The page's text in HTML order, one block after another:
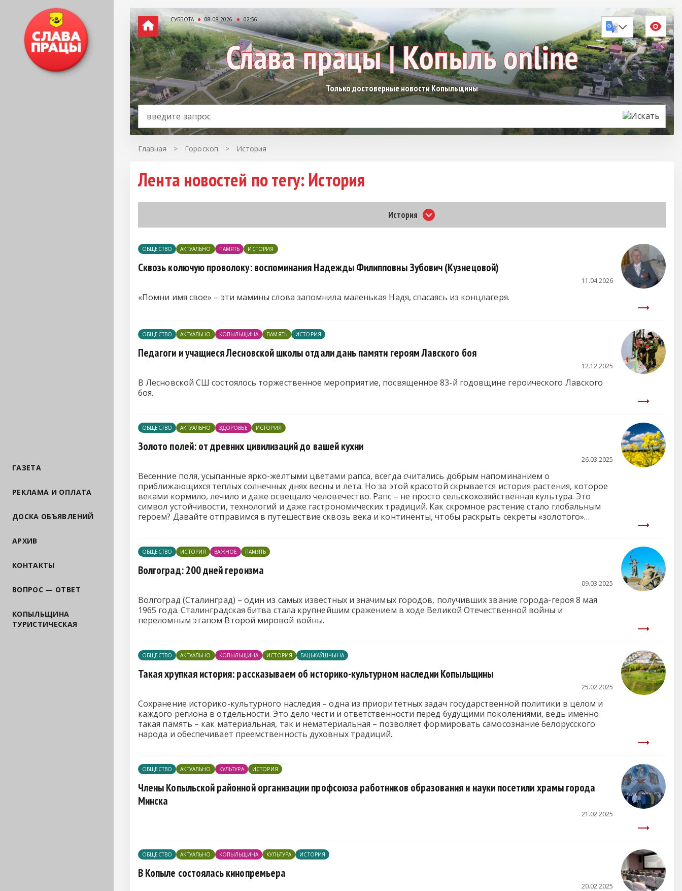
ГАЗЕТА
РЕКЛАМА И ОПЛАТА
ДОСКА ОБЪЯВЛЕНИЙ
АРХИВ
КОНТАКТЫ
ВОПРОС — ОТВЕТ
КОПЫЛЬЩИНА
ТУРИСТИЧЕСКАЯ
СУББОТА 08.08.2026 02:56
Только достоверные новости Копыльщины
Главная > Гороскоп > История
Лента новостей по тегу: История
История
ОБЩЕСТВО АКТУАЛЬНО ПАМЯТЬ ИСТОРИЯ
Сквозь колючую проволоку: воспоминания Надежды Филипповны Зубович (Кузнецовой)
11.04.2026
«Помни имя свое» – эти мамины слова запомнила маленькая Надя, спасаясь из концлагеря.
ОБЩЕСТВО АКТУАЛЬНО КОПЫЛЬЩИНА ПАМЯТЬ ИСТОРИЯ
Педагоги и учащиеся Лесновской школы отдали дань памяти героям Лавского боя
12.12.2025
В Лесновской СШ состоялось торжественное мероприятие, посвященное 83-й годовщине героического Лавского
боя.
ОБЩЕСТВО АКТУАЛЬНО ЗДОРОВЬЕ ИСТОРИЯ
Золото полей: от древних цивилизаций до вашей кухни
26.03.2025
Весенние поля, усыпанные ярко-желтыми цветами рапса, всегда считались добрым напоминанием о
приближающихся теплых солнечных днях весны и лета. Но за этой красотой скрывается история растения, которое
веками кормило, лечило и даже освещало человечество. Рапс – не просто сельскохозяйственная культура. Это
символ устойчивости, технологий и даже гастрономических традиций. Как скромное растение стало глобальным
героем? Давайте отправимся в путешествие сквозь века и континенты, чтобы раскрыть секреты «золотого»
ОБЩЕСТВО ИСТОРИЯ ВАЖНОЕ ПАМЯТЬ
Волгоград: 200 дней героизма
09.03.2025
Волгоград (Сталинград) – один из самых известных и значимых городов, получивших звание города-героя 8 мая
1965 года. Сталинградская битва стала крупнейшим сражением в ходе Великой Отечественной войны и
переломным этапом Второй мировой войны.
ОБЩЕСТВО АКТУАЛЬНО КОПЫЛЬЩИНА ИСТОРИЯ БАЦЬКАЎШЧЫНА
Такая хрупкая история: рассказываем об историко-культурном наследии Копыльщины
25.02.2025
Сохранение историко-культурного наследия – одна из приоритетных задач государственной политики в целом и
каждого региона в отдельности. Это дело чести и ответственности перед будущими поколениями, ведь именно
такая память – как материальная, так и нематериальная – позволяет формировать самосознание белорусского
народа и обеспечивает преемственность духовных традиций.
ОБЩЕСТВО АКТУАЛЬНО КУЛЬТУРА ИСТОРИЯ
Члены Копыльской районной организации профсоюза работников образования и науки посетили храмы города
Минска
21.02.2025
ОБЩЕСТВО АКТУАЛЬНО КОПЫЛЬЩИНА КУЛЬТУРА ИСТОРИЯ
В Копыле состоялась кинопремьера
20.02.2025